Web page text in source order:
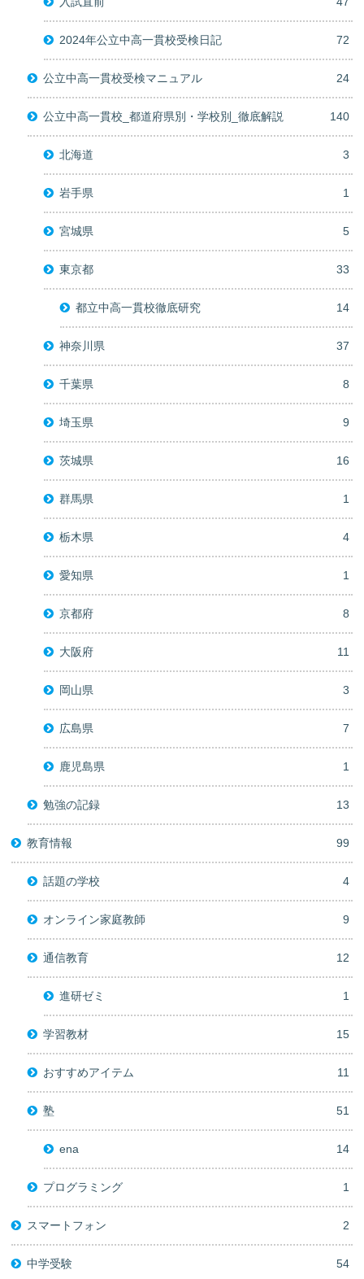
2024年公立中高一貫校受検日記 72
公立中高一貫校受検マニュアル 24
公立中高一貫校_都道府県別・学校別_徹底解説 140
北海道 3
岩手県 1
宮城県 5
東京都 33
都立中高一貫校徹底研究 14
神奈川県 37
千葉県 8
埼玉県 9
茨城県 16
群馬県 1
栃木県 4
愛知県 1
京都府 8
大阪府 11
岡山県 3
広島県 7
鹿児島県 1
勉強の記録 13
教育情報 99
話題の学校 4
オンライン家庭教師 9
通信教育 12
進研ゼミ 1
学習教材 15
おすすめアイテム 11
塾 51
ena 14
プログラミング 1
スマートフォン 2
中学受験 54